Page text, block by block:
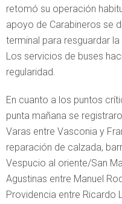
retomó su operación
apoyo de Carabineros se
terminal para resguardar
Los servicios de buses
regularidad.
En cuanto a los puntos
punta mañana se
Varas entre Vasconia y
reparación de calzada,
Vespucio al oriente/San
Agustinas entre Manuel
Providencia entre Ricardo